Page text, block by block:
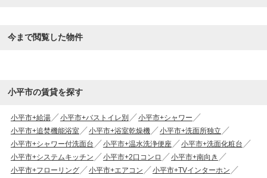
今まで閲覧した物件
小平市の賃貸を探す
小平市+給湯 小平市+バストイレ別
小平市+シャワー
小平市+追焚機能浴室
小平市+浴室乾燥機
小平市+洗面所独立
小平市+シャワー付洗面台
小平市+温水洗浄便座
小平市+洗面化粧台
小平市+システムキッチン
小平市+2口コンロ
小平市+南向き
小平市+フローリング
小平市+エアコン
小平市+TVインターホン